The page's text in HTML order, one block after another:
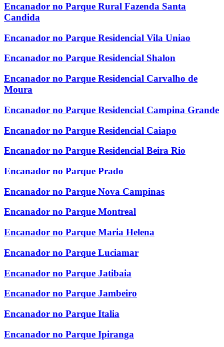
Encanador no Parque Rural Fazenda Santa
Candida
Encanador no Parque Residencial Vila Uniao
Encanador no Parque Residencial Shalon
Encanador no Parque Residencial Carvalho de
Moura
Encanador no Parque Residencial Campina Grande
Encanador no Parque Residencial Caiapo
Encanador no Parque Residencial Beira Rio
Encanador no Parque Prado
Encanador no Parque Nova Campinas
Encanador no Parque Montreal
Encanador no Parque Maria Helena
Encanador no Parque Luciamar
Encanador no Parque Jatibaia
Encanador no Parque Jambeiro
Encanador no Parque Italia
Encanador no Parque Ipiranga